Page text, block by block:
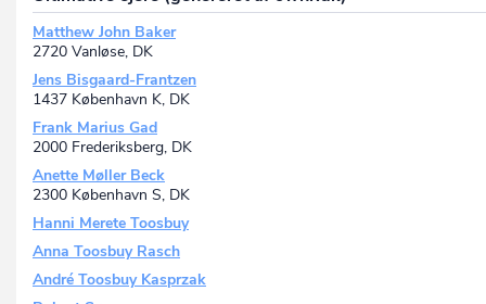
Matthew John Baker
2720 Vanløse, DK
Jens Bisgaard-Frantzen
1437 København K, DK
Frank Marius Gad
2000 Frederiksberg, DK
Anette Møller Beck
2300 København S, DK
Hanni Merete Toosbuy
Anna Toosbuy Rasch
André Toosbuy Kasprzak